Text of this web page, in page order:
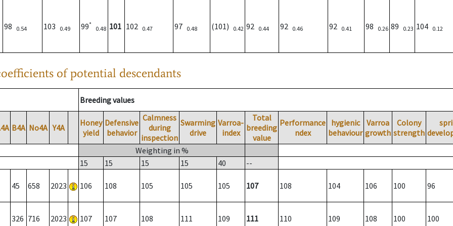
98 0.54 103 0.49 99*
0.48 101 102 0.47 97 0.48 (101) 0.42 92 0.44 92 0.46 92 0.41 98 0.26 89 0.23 104 0.12
of potential descendants
Breeding values
B4A No4A Y4A
Honey
yield
Defensive
behavior
Calmness
during
inspection
Swarming
drive
Varroa-
index
Total
breeding
value
Performance
ndex
hygienic
behaviour
Varroa
growth
Colony
strength
Weighting in %
15
15 15 15 40 --
45 658 2023 106 108 105 105 105 107 108 104 106 100 96
326 716 2023 107 107 108 111 109 111 110 109 108 100 100